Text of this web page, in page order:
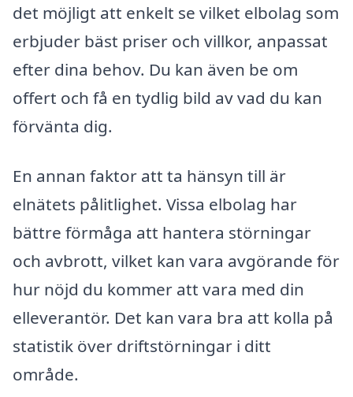
det möjligt att enkelt se vilket elbolag som
erbjuder bäst priser och villkor, anpassat
efter dina behov. Du kan även be om
offert och få en tydlig bild av vad du kan
förvänta dig.
En annan faktor att ta hänsyn till är
elnätets pålitlighet. Vissa elbolag har
bättre förmåga att hantera störningar
och avbrott, vilket kan vara avgörande för
hur nöjd du kommer att vara med din
elleverantör. Det kan vara bra att kolla på
statistik över driftstörningar i ditt
område.